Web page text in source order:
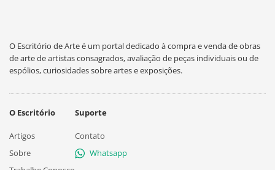
O Escritório de Arte é um portal dedicado à compra e venda de obras
de arte de artistas consagrados, avaliação de peças individuais ou de
espólios, curiosidades sobre artes e exposições.
O Escritório
Artigos
Sobre
Suporte
Contato
Whatsapp